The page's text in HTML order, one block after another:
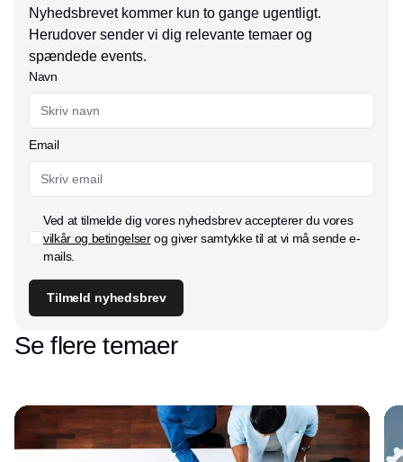
Nyhedsbrevet kommer kun to gange ugentligt.
Herudover sender vi dig relevante temaer og
spændede events.
Navn
Email
Ved at tilmelde dig vores nyhedsbrev accepterer du vores
vilkår og betingelserog giver samtykke til at vi må sende e-
mails.
Tilmeld nyhedsbrev
Se flere temaer